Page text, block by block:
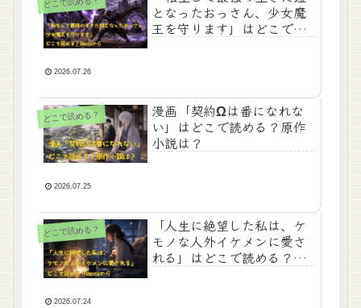
となったおっさん、少女魔
王を守ります」はどこで読
2026.07.26
どこで読める？
漫画「契約Ωは番になれな
い」はどこで読める？原作
小説は？
2026.07.25
どこで読める？
「人生に絶望した私は、ケ
モノな人外イケメンに愛さ
れる」はどこで読める？
2026.07.24